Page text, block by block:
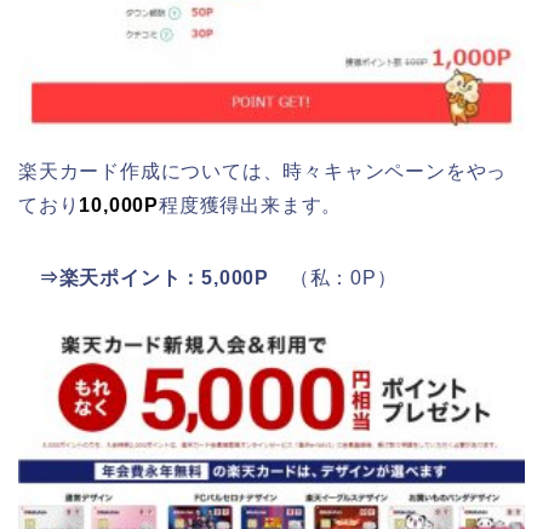
楽天カード作成については、時々キャンペーンをやっ
ており 10,000P程度獲得出来ます。
⇒楽天ポイント：5,000P （私：0P）